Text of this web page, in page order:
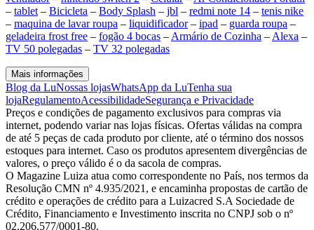
– tablet – Bicicleta – Body Splash – jbl – redmi note 14 – tenis nike
– maquina de lavar roupa – liquidificador– ipad – guarda roupa –
geladeira frost free – fogão 4 bocas – Armário de Cozinha – Alexa –
TV 50 polegadas – TV 32 polegadas
Mais informações
Blog da LuNossas lojasWhatsApp da LuTenha sua
lojaRegulamentoAcessibilidadeSegurança e Privacidade
Preços e condições de pagamento exclusivos para compras via
internet, podendo variar nas lojas físicas. Ofertas válidas na compra
de até 5 peças de cada produto por cliente, até o término dos nossos
estoques para internet. Caso os produtos apresentem divergências de
valores, o preço válido é o da sacola de compras.
O Magazine Luiza atua como correspondente no País, nos termos da
Resolução CMN nº 4.935/2021, e encaminha propostas de cartão de
crédito e operações de crédito para a Luizacred S.A Sociedade de
Crédito, Financiamento e Investimento inscrita no CNPJ sob o nº
02.206.577/0001-80.